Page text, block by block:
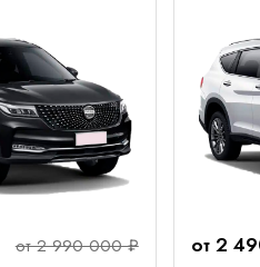
от 2 990 000 ₽ от 2